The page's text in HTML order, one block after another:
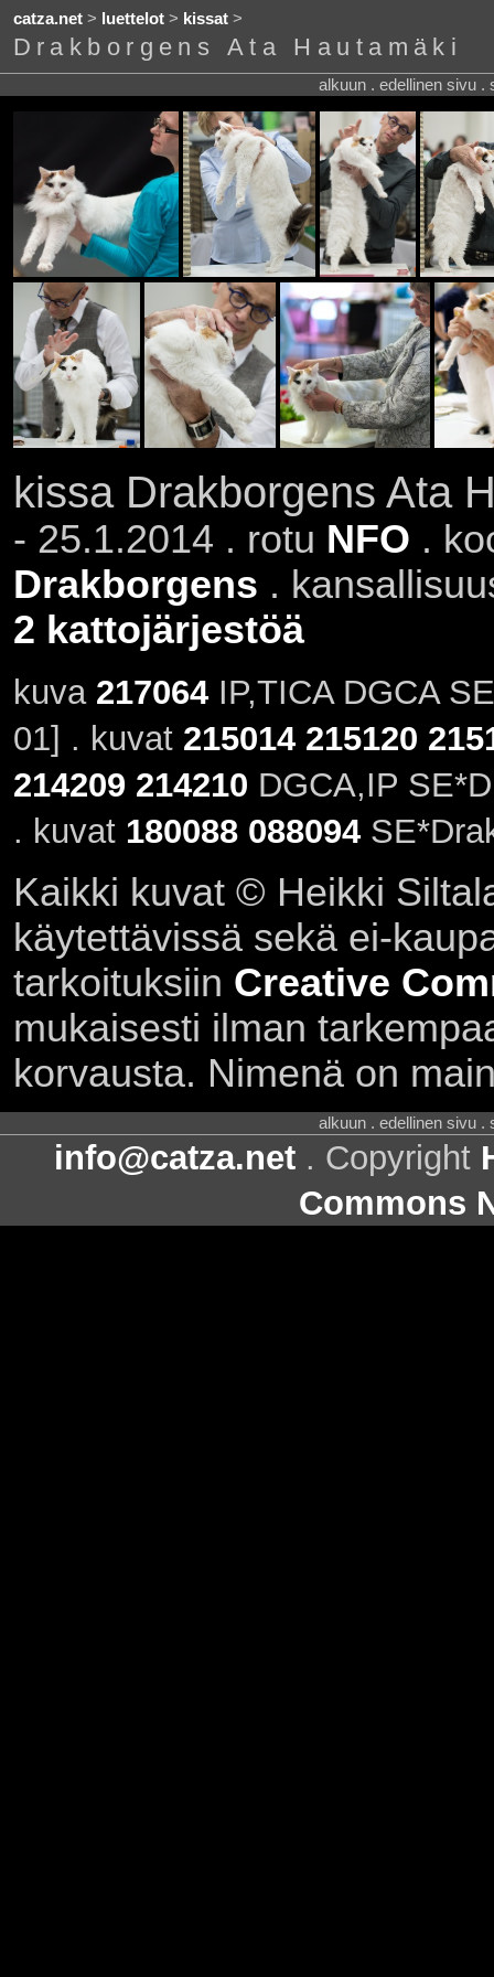
catza.net> luettelot> kissat>
Drakborgens Ata Hautamäki
alkuun . edellinen sivu .
kissa Drakborgens Ata
- 25.1.2014 . rotu NFO .
Drakborgens .
2 kattojärjestöä
kuva 217064IP,TICA DGCA
01] . kuvat 215014 215120
214209 214210 DGCA,IP
. kuvat 180088 088094
Kaikki kuvat © Heikki
käytettävissä sekä ei-
tarkoituksiin Creative
mukaisesti ilman
korvausta. Nimenä on
alkuun . edellinen sivu .
info@catza.net . Copyright
Commons